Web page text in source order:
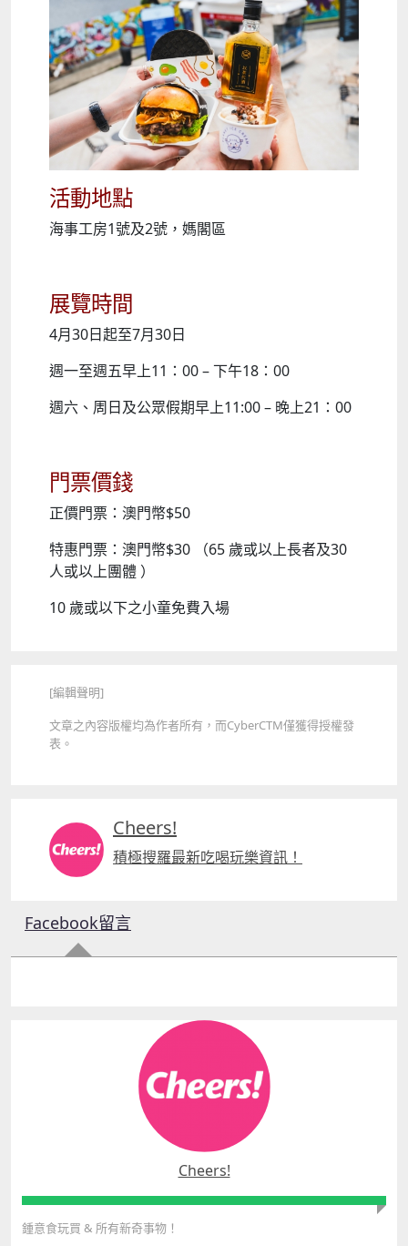
活動地點
海事工房1號及2號，媽閣區
展覽時間
4月30日起至7月30日
週一至週五早上11：00 – 下午18：00
週六、周日及公眾假期早上11:00 – 晚上21：00
門票價錢
正價門票：澳門幣$50
特惠門票：澳門幣$30 （65 歲或以上長者及30
人或以上團體 ）
10 歲或以下之小童免費入場
[編輯聲明]
文章之內容版權均為作者所有，而CyberCTM僅獲得授權發
表 。
Cheers!
積極搜羅最新吃喝玩樂資訊！
Facebook留言
Cheers!
鍾意食玩買 & 所有新奇事物！